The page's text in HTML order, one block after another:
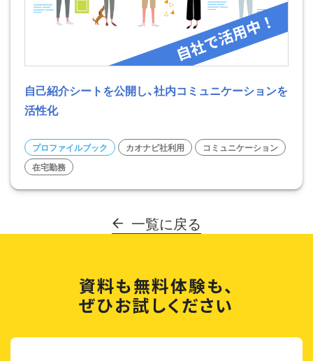
自己紹介シートを公開し、社内コミュニケーションを
活性化
プロファイルブック カオナビ社利用
コミュニケーション
在宅勤務
一覧に戻る
資料も無料体験も、
ぜひお試しください